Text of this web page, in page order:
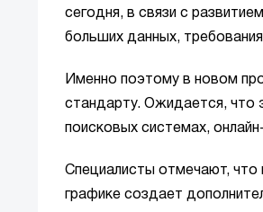
сегодня, в связи с
больших данных,
Именно поэтому в новом
стандарту. Ожидается, что
поисковых системах,
Специалисты отмечают, что
графике создает